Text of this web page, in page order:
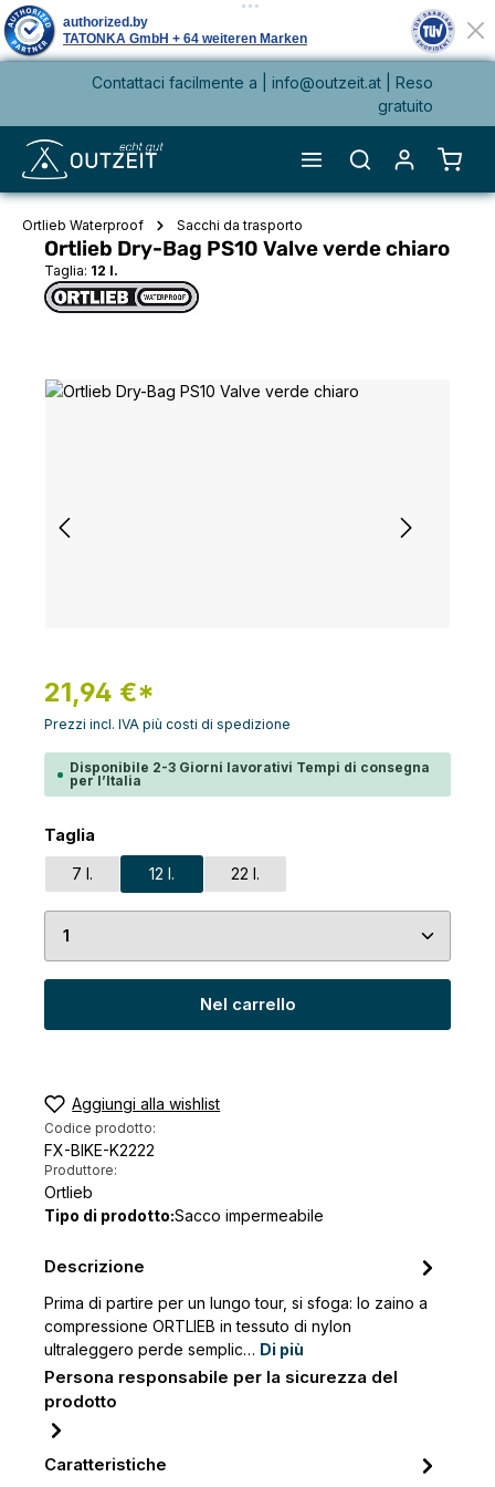
principaleContattaci facilmente a | info@outzeit.at
| Reso
gratuito
Il
Ortlieb Waterproof Sacchi da trasporto
Ortlieb Dry-Bag PS10 Valve verde chiaro
Taglia: 12 l.
Salta la galleria di immagini
21,94 €*
Prezzi incl. IVA più costi di spedizione
Disponibile 2-3 Giorni lavorativi Tempi di consegna
per l’Italia
Seleziona
Taglia
7 l. 12 l. 22 l.
Quantità del prodotto: inserisci la quantità
Nel carrello
Aggiungi alla wishlist
Codice prodotto:
FX-BIKE-K2222
Produttore:
Ortlieb
Tipo di prodotto:Sacco impermeabile
Descrizione
Prima di partire per un lungo tour, si sfoga: lo zaino a
compressione ORTLIEB in tessuto di nylon
ultraleggero perde semplic… Di più
Persona responsabile per la sicurezza del
prodotto
Caratteristiche